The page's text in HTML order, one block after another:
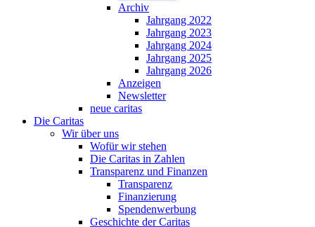
Archiv
Jahrgang 2022
Jahrgang 2023
Jahrgang 2024
Jahrgang 2025
Jahrgang 2026
Anzeigen
Newsletter
neue caritas
Die Caritas
Wir über uns
Wofür wir stehen
Die Caritas in Zahlen
Transparenz und Finanzen
Transparenz
Finanzierung
Spendenwerbung
Geschichte der Caritas